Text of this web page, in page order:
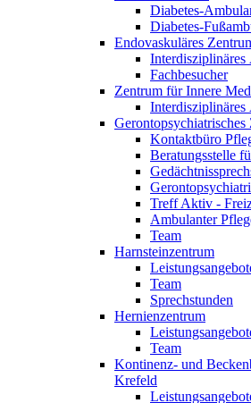
Diabetes-
Diabetes-
Endovaskuläres
Interdisziplinäres
Fachbesucher
Zentrum für Innere
Interdisziplinäres
Gerontopsychiatrisches
Kontaktbüro
Beratungsstelle
Treff Aktiv -
Ambulanter
Team
Harnsteinzentrum
Team
Sprechstunden
Hernienzentrum
Team
Kontinenz- und
Krefeld